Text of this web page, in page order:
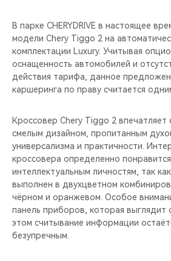
БЛАГОТВОРИТЕЛЬНОСТЬ
CHERY REMOTE
CHERY И СПОРТ
ВИДЕООБЗОРЫ
CHERY ДЛЯ ДЕТЕЙ
В парке CHERYDRIVE в настоящее
модели Chery Tiggo 2 на
комплектации Luxury. Учитывая
оснащенность автомобилей и
действия тарифа, данное
каршеринга по праву считается
Кроссовер Chery Tiggo 2 впечатляет
смелым дизайном, пропитанным
универсализма и практичности.
кроссовера определенно
интеллектуальным личностям, так
выполнен в двухцветном
чёрном и оранжевом. Особое
панель приборов, которая выглядит
этом считывание информации
безупречным.